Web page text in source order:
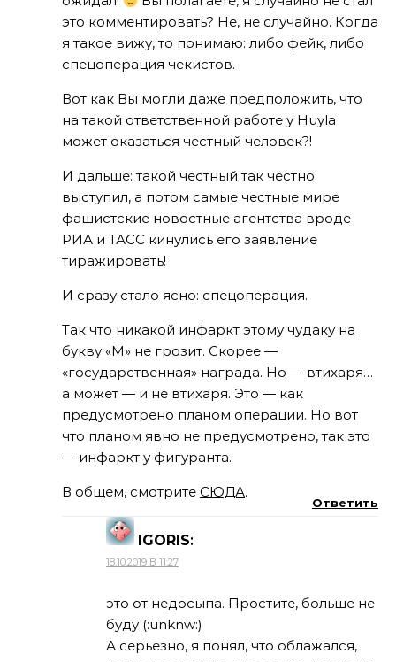
это комментировать? Не, не случайно. Когда
я такое вижу, то понимаю: либо фейк, либо
спецоперация чекистов.
Вот как Вы могли даже предположить, что
на такой ответственной работе у Huyla
может оказаться честный человек?!
И дальше: такой честный так честно
выступил, а потом самые честные мире
фашистские новостные агентства вроде
РИА и ТАСС кинулись его заявление
тиражировать!
И сразу стало ясно: спецоперация.
Так что никакой инфаркт этому чудаку на
букву «М» не грозит. Скорее —
«государственная» награда. Но — втихаря…
а может — и не втихаря. Это — как
предусмотрено планом операции. Но вот
что планом явно не предусмотрено, так это
— инфаркт у фигуранта.
В общем, смотрите СЮДА.
Ответить
IGORIS:
18.10.2019 В 11:27
это от недосыпа. Простите, больше не
буду (:unknw:)
А серьезно, я понял, что облажался,